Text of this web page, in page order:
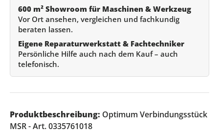
600 m² Showroom für Maschinen & Werkzeug
Vor Ort ansehen, vergleichen und fachkundig
beraten lassen.
Eigene Reparaturwerkstatt & Fachtechniker
Persönliche Hilfe auch nach dem Kauf – auch
telefonisch.
Produktbeschreibung: Optimum Verbindungsstück
MSR - Art. 0335761018